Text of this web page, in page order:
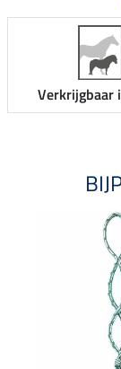
Verkrijgbaar